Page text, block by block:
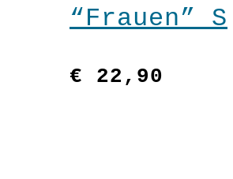
“Frauen” S
€ 22,90